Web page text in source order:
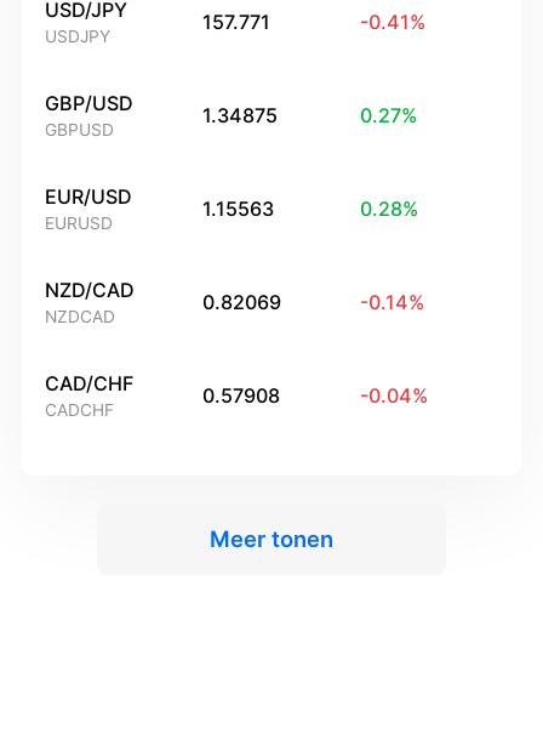
USD/JPY
USDJPY
157.771 -0.41%
GBP/USD
GBPUSD
1.34875 0.27%
EUR/USD
EURUSD
1.15563 0.28%
NZD/CAD
NZDCAD
0.82069 -0.14%
CAD/CHF
CADCHF
0.57908 -0.04%
Meer tonen